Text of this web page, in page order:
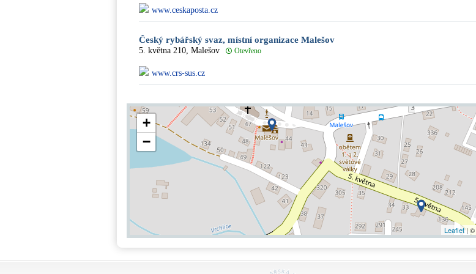
www.ceskaposta.cz
Český rybářský svaz, místní organizace Malešov
5. května 210, Malešov Otevřeno
www.crs-sus.cz
+
−
Leaflet| ©